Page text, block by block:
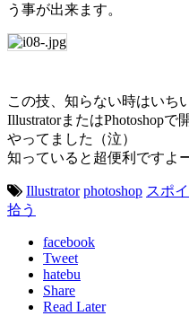
う事が出来ます。
この技、知らない時はいち
IllustratorまたはPhotoshop
やってました（泣）
知っていると超便利ですよ
Illustrator photoshop スポ
拾う
facebook
Tweet
hatebu
Share
Read Later